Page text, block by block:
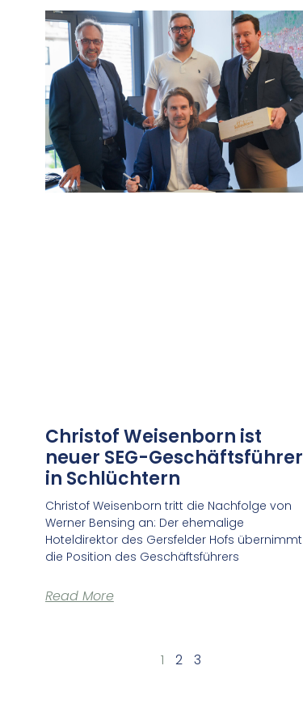
Christof Weisenborn ist
neuer SEG-Geschäftsführer
in Schlüchtern
Christof Weisenborn tritt die Nachfolge von
Werner Bensing an: Der ehemalige
Hoteldirektor des Gersfelder Hofs übernimmt
die Position des Geschäftsführers
Read More
1 2 3